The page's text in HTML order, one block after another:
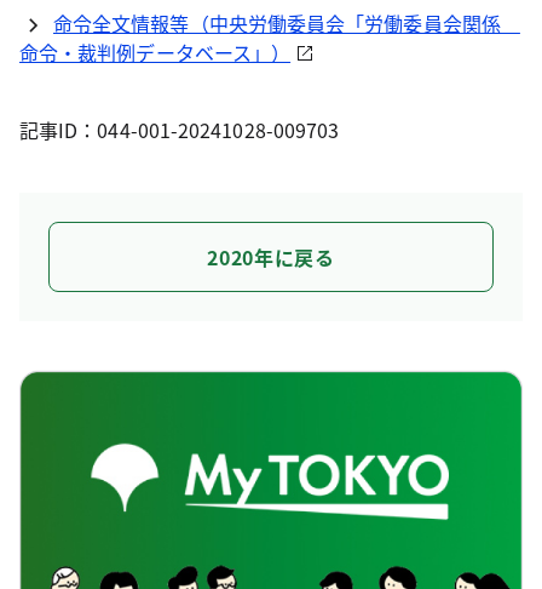
命令全文情報等（中央労働委員会「労働委員会関係
命令・裁判例データベース」）
記事ID：044-001-20241028-009703
2020年に戻る